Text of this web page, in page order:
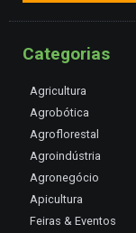
Categorias
Agricultura
Agrobótica
Agroflorestal
Agroindústria
Agronegócio
Apicultura
Feiras & Eventos